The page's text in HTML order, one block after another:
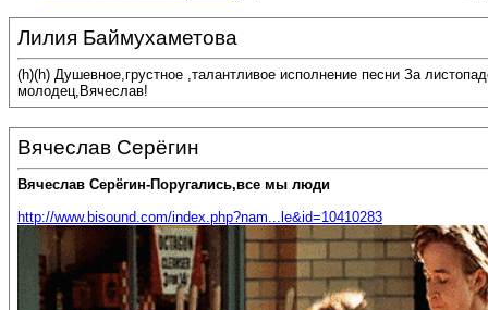
Лилия Баймухаметова
(h)(h) Душевное,грустное ,талантливое исполнение песни За
молодец,Вячеслав!
Вячеслав Серёгин
Вячеслав Серёгин-Поругались,все мы люди
http://www.bisound.com/index.php?nam...le&id=10410283